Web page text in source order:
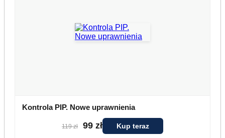
Kontrola PIP. Nowe uprawnienia
119 zł 99 zł Kup teraz